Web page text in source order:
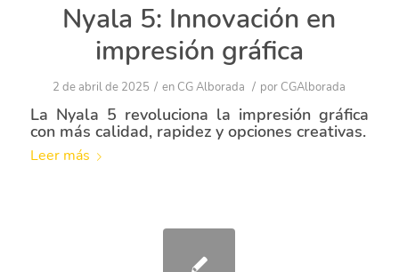
Nyala 5: Innovación en
impresión gráfica
2 de abril de 2025 / en CG Alborada / por CGAlborada
La Nyala 5 revoluciona la impresión gráfica
con más calidad, rapidez y opciones creativas.
Leer más